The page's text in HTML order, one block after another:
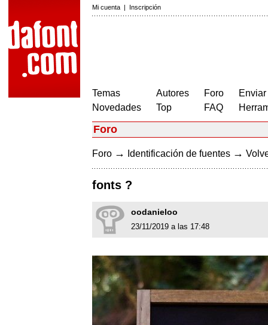
Mi cuenta | Inscripción
Temas
Novedades
Autores
Top
Foro
FAQ
Foro
Foro → Identificación de fuentes →
fonts ?
oodanieloo
23/11/2019 a las 17:48